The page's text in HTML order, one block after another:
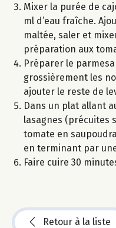
Mixer la purée de
ml d’eau fraîche.
maltée, saler et
préparation aux
Préparer le
grossièrement les
ajouter le reste de
Dans un plat allant
lasagnes (précuites
tomate en
en terminant par
Faire cuire 30
Retour à la liste